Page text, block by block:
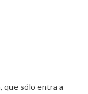
que sólo entra a